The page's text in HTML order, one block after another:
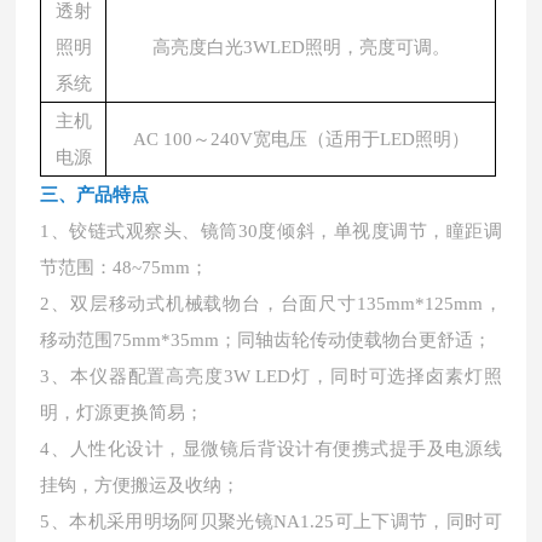
透射
照明
系统
高亮度白光3WLED照明，亮度可调。
主机
电源
AC 100～240V宽电压（适用于LED照明）
三、产品特点
1、铰链式观察头、镜筒30度倾斜，单视度调节，瞳距调
节范围：48~75mm；
2、双层移动式机械载物台，台面尺寸135mm*125mm，
移动范围75mm*35mm；同轴齿轮传动使载物台更舒适；
3、本仪器配置高亮度3W LED灯，同时可选择卤素灯照
明，灯源更换简易；
4、人性化设计，显微镜后背设计有便携式提手及电源线
挂钩，方便搬运及收纳；
5、本机采用明场阿贝聚光镜NA1.25可上下调节，同时可